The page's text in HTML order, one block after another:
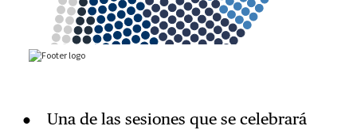
Una de las sesiones que se celebrará